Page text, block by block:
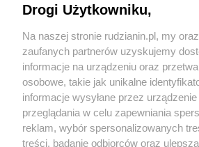
Wydawca mediów lokalnych
Nie zapomnij
Drogi Użytkowniku,
Na naszej stronie rudzianin.pl, my
zaufanych partnerów uzyskujemy
informacje na urządzeniu oraz
osobowe, takie jak unikalne
informacje wysyłane przez
przeglądania w celu zapewniania
reklam, wybór spersonalizowanych
treści, badanie odbiorców oraz